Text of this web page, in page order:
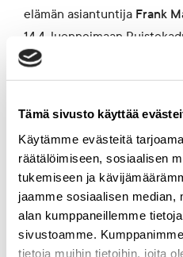
Tämä sivusto käyttää
Käytämme evästeitä
räätälöimiseen, sosiaalisen
tukemiseen ja
jaamme sosiaalisen median,
alan kumppaneillemme
sivustoamme.
tietoja muihin tietoihin, joita
elämän asiantuntija Frank
14.4. luennoimaan
pohjautuvasta
mahtuvasta hyvinvoinnista.
Tilaisuuden tallenne tulee
kanavallemme myöhemmin.
Frank Martela on Suomen
hyvinvoinnin,